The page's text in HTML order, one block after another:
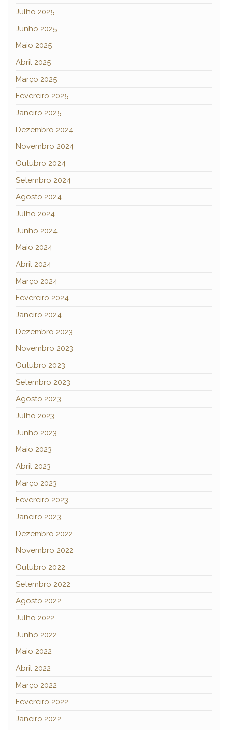
Julho 2025
Junho 2025
Maio 2025
Abril 2025
Março 2025
Fevereiro 2025
Janeiro 2025
Dezembro 2024
Novembro 2024
Outubro 2024
Setembro 2024
Agosto 2024
Julho 2024
Junho 2024
Maio 2024
Abril 2024
Março 2024
Fevereiro 2024
Janeiro 2024
Dezembro 2023
Novembro 2023
Outubro 2023
Setembro 2023
Agosto 2023
Julho 2023
Junho 2023
Maio 2023
Abril 2023
Março 2023
Fevereiro 2023
Janeiro 2023
Dezembro 2022
Novembro 2022
Outubro 2022
Setembro 2022
Agosto 2022
Julho 2022
Junho 2022
Maio 2022
Abril 2022
Março 2022
Fevereiro 2022
Janeiro 2022